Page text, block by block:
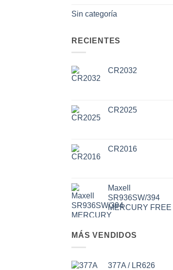
Sin categoría
RECIENTES
CR2032
CR2025
CR2016
Maxell
SR936SW/394
MERCURY FREE
MÁS VENDIDOS
377A / LR626